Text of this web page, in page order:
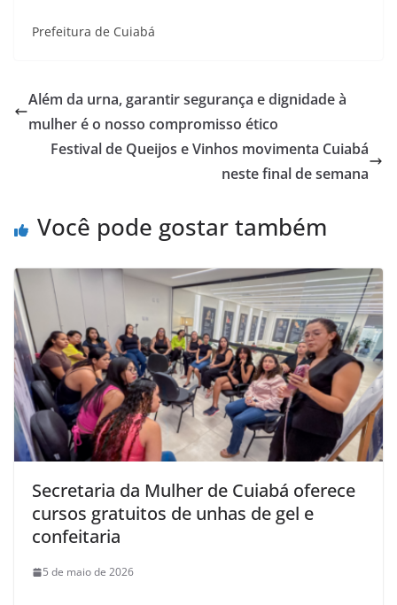
Prefeitura de Cuiabá
Além da urna, garantir segurança e dignidade à
mulher é o nosso compromisso ético
Festival de Queijos e Vinhos movimenta Cuiabá
neste final de semana
Você pode gostar também
Secretaria da Mulher de Cuiabá oferece
cursos gratuitos de unhas de gel e
confeitaria
5 de maio de 2026